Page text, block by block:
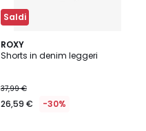
Saldi
ROXY
Shorts in denim leggeri
37,99 €
26,59 € -30%
4
/